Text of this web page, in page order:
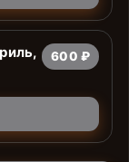
600 ₽